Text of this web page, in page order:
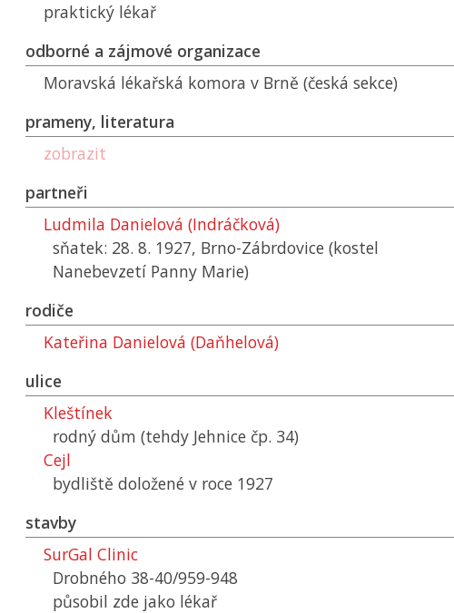
praktický lékař
odborné a zájmové organizace
Moravská lékařská komora v Brně (česká sekce)
prameny, literatura
zobrazit
partneři
Ludmila Danielová (Indráčková)
sňatek: 28. 8. 1927, Brno-Zábrdovice (kostel
Nanebevzetí Panny Marie)
rodiče
Kateřina Danielová (Daňhelová)
ulice
Kleštínek
rodný dům (tehdy Jehnice čp. 34)
Cejl
bydliště doložené v roce 1927
stavby
SurGal Clinic
Drobného 38-40/959-948
působil zde jako lékař